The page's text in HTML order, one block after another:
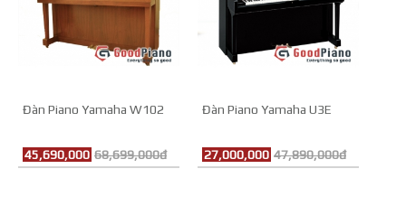
Đàn Piano Yamaha W102
45,690,000 68,699,000đ
Đàn Piano Yamaha U3E
27,000,000 47,890,000đ